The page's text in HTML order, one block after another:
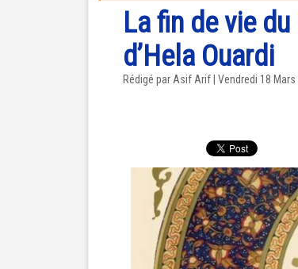
La fin de vie
d’Hela Ouardi
Rédigé par Asif Arif | Vendredi 18